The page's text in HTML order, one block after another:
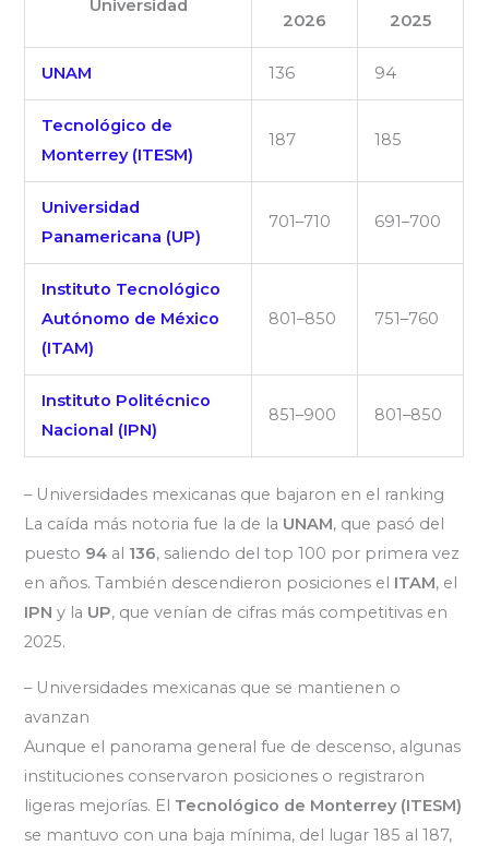
Universidad
2026
2025
UNAM 136 94
Tecnológico de
Monterrey (ITESM)
187 185
Universidad
Panamericana (UP)
701–710 691–700
Instituto Tecnológico
Autónomo de México
(ITAM)
801–850 751–760
Instituto Politécnico
Nacional (IPN)
851–900 801–850
– Universidades mexicanas que bajaron en el ranking
La caída más notoria fue la de la UNAM, que pasó del
puesto 94 al 136, saliendo del top 100 por primera vez
en años. También descendieron posiciones el ITAM, el
IPN y la UP, que venían de cifras más competitivas en
2025.
– Universidades mexicanas que se mantienen o
avanzan
Aunque el panorama general fue de descenso, algunas
instituciones conservaron posiciones o registraron
ligeras mejorías. El Tecnológico de Monterrey (ITESM)
se mantuvo con una baja mínima, del lugar 185 al 187,